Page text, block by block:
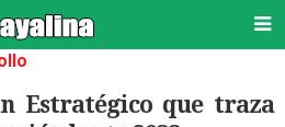
Estratégico que traza